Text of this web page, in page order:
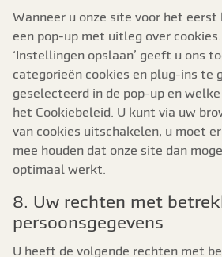
Wanneer u onze site voor het
een pop-up met uitleg over
‘Instellingen opslaan’ geeft u ons
categorieën cookies en plug-ins te
geselecteerd in de pop-up en
het Cookiebeleid. U kunt via uw
van cookies uitschakelen, u moet
mee houden dat onze site dan
optimaal werkt.
8. Uw rechten met
persoonsgegevens
U heeft de volgende rechten met